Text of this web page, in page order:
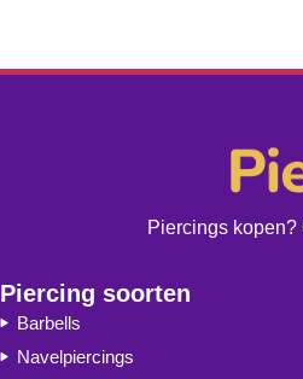
Piercings
Piercing soorten
Barbells
Navelpiercings